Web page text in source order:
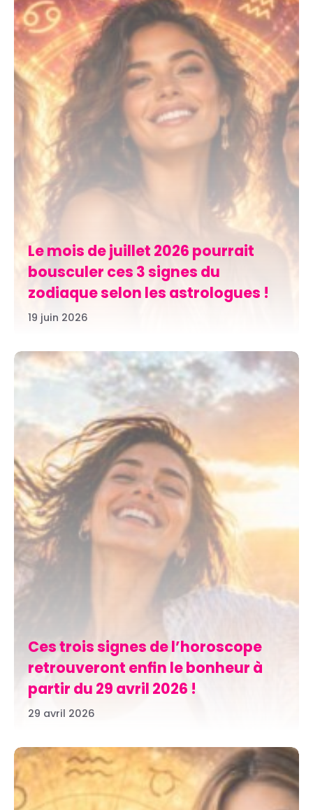
Le mois de juillet 2026 pourrait
bousculer ces 3 signes du
zodiaque selon les astrologues !
19 juin 2026
Ces trois signes de l’horoscope
retrouveront enfin le bonheur à
partir du 29 avril 2026 !
29 avril 2026